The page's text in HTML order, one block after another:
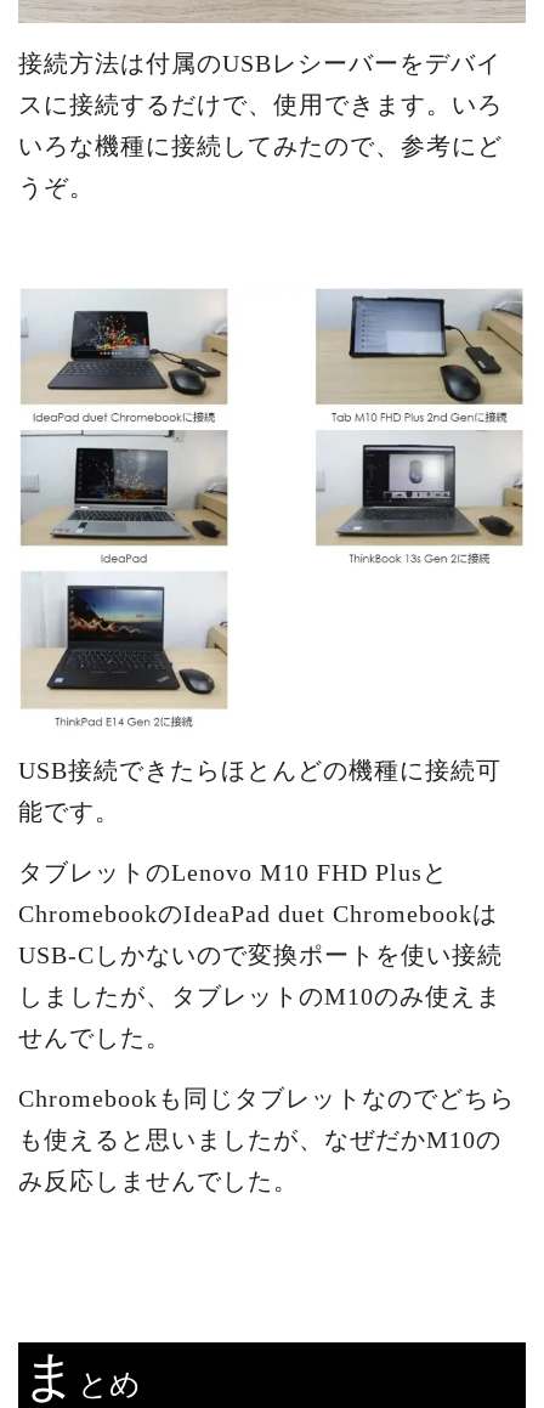
接続方法は付属のUSBレシーバーをデバイ
スに接続するだけで、使用できます。いろ
いろな機種に接続してみたので、参考にど
うぞ。
USB接続できたらほとんどの機種に接続可
能です。
タブレットのLenovo M10 FHD Plusと
ChromebookのIdeaPad duet Chromebookは
USB-Cしかないので変換ポートを使い接続
しましたが、タブレットのM10のみ使えま
せんでした。
Chromebookも同じタブレットなのでどちら
も使えると思いましたが、なぜだかM10の
み反応しませんでした。
ま とめ